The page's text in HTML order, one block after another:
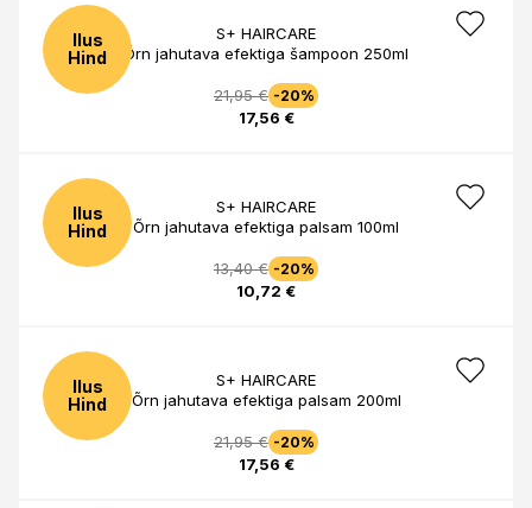
Ilus
Hind
S+ HAIRCARE
Õrn jahutava efektiga šampoon 250ml
21,95 € -20%
17,56 €
Ilus
Hind
S+ HAIRCARE
Õrn jahutava efektiga palsam 100ml
13,40 € -20%
10,72 €
Ilus
Hind
S+ HAIRCARE
Õrn jahutava efektiga palsam 200ml
21,95 € -20%
17,56 €